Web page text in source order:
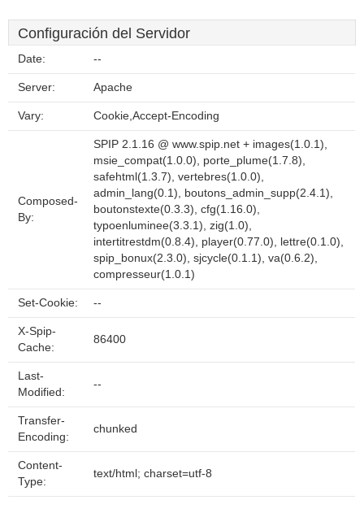
Configuración del Servidor
Date: --
Server: Apache
Vary: Cookie,Accept-Encoding
Composed-
By:
SPIP 2.1.16 @ www.spip.net + images(1.0.1),
msie_compat(1.0.0), porte_plume(1.7.8),
safehtml(1.3.7), vertebres(1.0.0),
admin_lang(0.1), boutons_admin_supp(2.4.1),
boutonstexte(0.3.3), cfg(1.16.0),
typoenluminee(3.3.1), zig(1.0),
intertitrestdm(0.8.4), player(0.77.0), lettre(0.1.0),
spip_bonux(2.3.0), sjcycle(0.1.1), va(0.6.2),
compresseur(1.0.1)
Set-Cookie: --
X-Spip-
Cache:
86400
Last-
Modified:
--
Transfer-
Encoding:
chunked
Content-
Type:
text/html; charset=utf-8